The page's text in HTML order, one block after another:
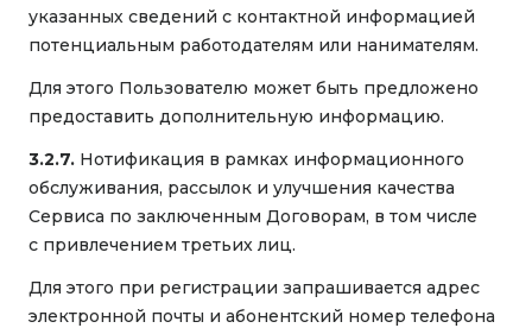
указанных сведений с контактной информацией
потенциальным работодателям или нанимателям.
Для этого Пользователю может быть предложено
предоставить дополнительную информацию.
3.2.7. Нотификация в рамках информационного
обслуживания, рассылок и улучшения качества
Сервиса по заключенным Договорам, в том числе
с привлечением третьих лиц.
Для этого при регистрации запрашивается адрес
электронной почты и абонентский номер телефона